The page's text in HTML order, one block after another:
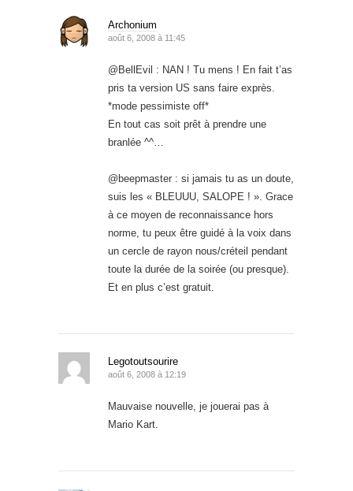
Archonium
août 6, 2008 à 11:45
@BellEvil : NAN ! Tu mens ! En fait t’as
pris ta version US sans faire exprès.
*mode pessimiste off*
En tout cas soit prêt à prendre une
branlée ^^…
@beepmaster : si jamais tu as un doute,
suis les « BLEUUU, SALOPE ! ». Grace
à ce moyen de reconnaissance hors
norme, tu peux être guidé à la voix dans
un cercle de rayon nous/créteil pendant
toute la durée de la soirée (ou presque).
Et en plus c’est gratuit.
Legotoutsourire
août 6, 2008 à 12:19
Mauvaise nouvelle, je jouerai pas à
Mario Kart.